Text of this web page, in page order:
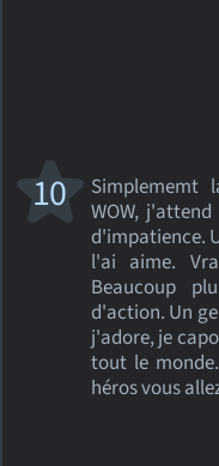
Simplememt
WOW,
d'impatience.
l'ai aime.
Beaucoup
d'action. Un
j'adore, je
tout le
héros vous
10